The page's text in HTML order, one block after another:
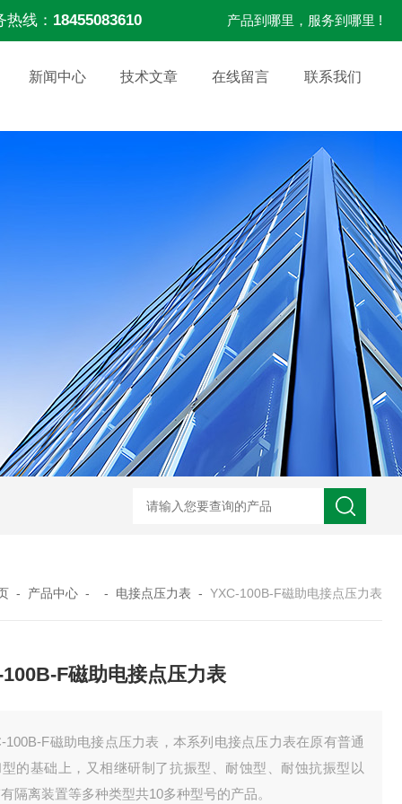
热线： 18455083610 产品到哪里，服务到哪里 !
新闻中心 技术文章 在线留言 联系我们
WRN-530直角弯头热电偶 WRNK-231D炉管刀刃热电
- 产品中心 - - 电接点压力表 - YXC-100B-F磁助电接点压力表
F磁助电接点压力表
100B-F磁助电接点压力表，本系列电接点压力表在原有普通
的基础上，又相继研制了抗振型、耐蚀型、耐蚀抗振型以
隔离装置等多种类型共10多种型号的产品。